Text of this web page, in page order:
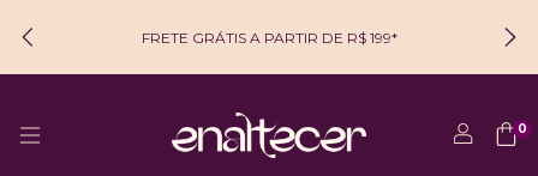
FRETE GRÁTIS A PARTIR DE R$ 199*
0